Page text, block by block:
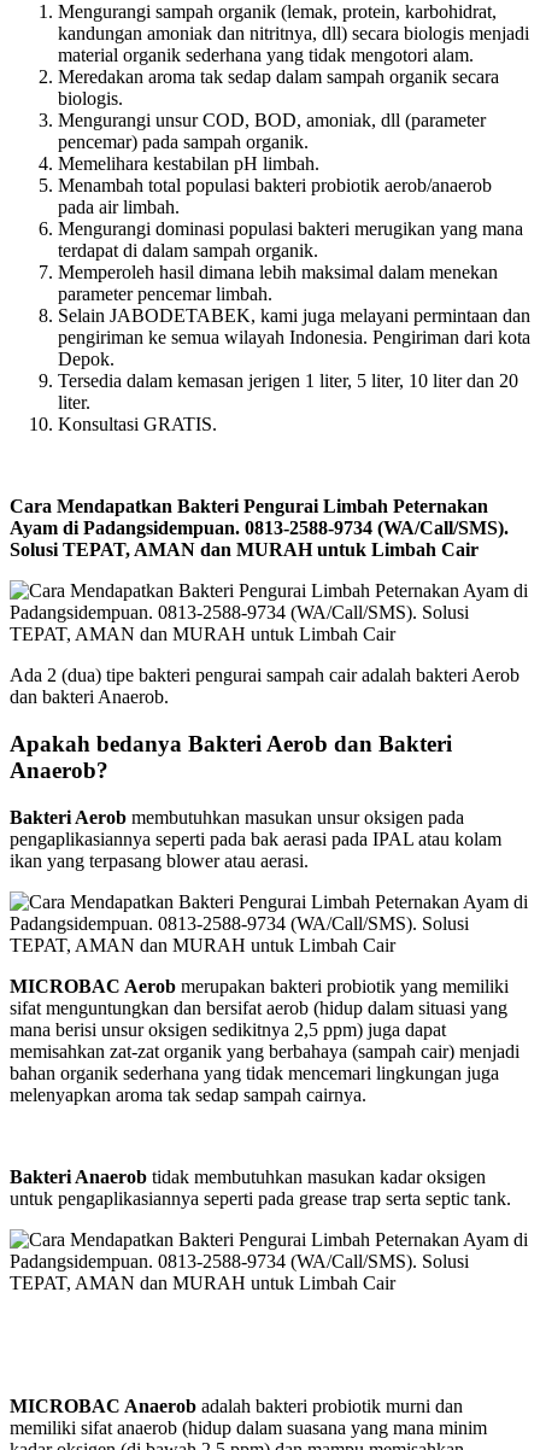
Mengurangi sampah organik (lemak, protein, karbohidrat,
kandungan amoniak dan nitritnya, dll) secara biologis menjadi
material organik sederhana yang tidak mengotori alam.
Meredakan aroma tak sedap dalam sampah organik secara
biologis.
Mengurangi unsur COD, BOD, amoniak, dll (parameter
pencemar) pada sampah organik.
Memelihara kestabilan pH limbah.
Menambah total populasi bakteri probiotik aerob/anaerob
pada air limbah.
Mengurangi dominasi populasi bakteri merugikan yang mana
terdapat di dalam sampah organik.
Memperoleh hasil dimana lebih maksimal dalam menekan
parameter pencemar limbah.
Selain JABODETABEK, kami juga melayani permintaan dan
pengiriman ke semua wilayah Indonesia. Pengiriman dari kota
Depok.
Tersedia dalam kemasan jerigen 1 liter, 5 liter, 10 liter dan 20
liter.
Konsultasi GRATIS.
Cara Mendapatkan Bakteri Pengurai Limbah Peternakan
Ayam di Padangsidempuan. 0813-2588-9734 (WA/Call/SMS).
Solusi TEPAT, AMAN dan MURAH untuk Limbah Cair
Ada 2 (dua) tipe bakteri pengurai sampah cair adalah bakteri Aerob
dan bakteri Anaerob.
Apakah bedanya Bakteri Aerob dan Bakteri
Anaerob?
Bakteri Aerob membutuhkan masukan unsur oksigen pada
pengaplikasiannya seperti pada bak aerasi pada IPAL atau kolam
ikan yang terpasang blower atau aerasi.
MICROBAC Aerob merupakan bakteri probiotik yang memiliki
sifat menguntungkan dan bersifat aerob (hidup dalam situasi yang
mana berisi unsur oksigen sedikitnya 2,5 ppm) juga dapat
memisahkan zat-zat organik yang berbahaya (sampah cair) menjadi
bahan organik sederhana yang tidak mencemari lingkungan juga
melenyapkan aroma tak sedap sampah cairnya.
Bakteri Anaerob tidak membutuhkan masukan kadar oksigen
untuk pengaplikasiannya seperti pada grease trap serta septic tank.
MICROBAC Anaerob adalah bakteri probiotik murni dan
memiliki sifat anaerob (hidup dalam suasana yang mana minim